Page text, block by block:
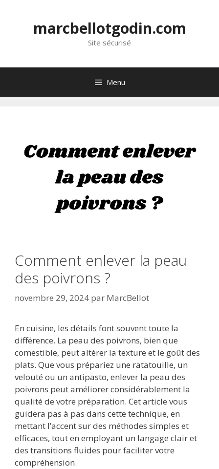
marcbellotgodin.com
Site sécurisé
Menu
Comment enlever la peau
des poivrons ?
novembre 29, 2024 par MarcBellot
En cuisine, les détails font souvent toute la
différence. La peau des poivrons, bien que
comestible, peut altérer la texture et le goût des
plats. Que vous prépariez une ratatouille, un
velouté ou un antipasto, enlever la peau des
poivrons peut améliorer considérablement la
qualité de votre préparation. Cet article vous
guidera pas à pas dans cette technique, en
mettant l’accent sur des méthodes simples et
efficaces, tout en employant un langage clair et
des transitions fluides pour faciliter votre
compréhension.